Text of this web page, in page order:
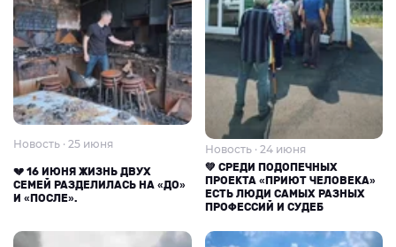
Новость · 25 июня
💔 16 ИЮНЯ ЖИЗНЬ ДВУХ
СЕМЕЙ РАЗДЕЛИЛАСЬ НА «ДО»
И «ПОСЛЕ».
Новость · 24 июня
💚 СРЕДИ ПОДОПЕЧНЫХ
ПРОЕКТА «ПРИЮТ ЧЕЛОВЕКА»
ЕСТЬ ЛЮДИ САМЫХ РАЗНЫХ
ПРОФЕССИЙ И СУДЕБ